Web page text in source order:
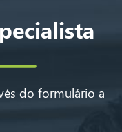
do formulário a